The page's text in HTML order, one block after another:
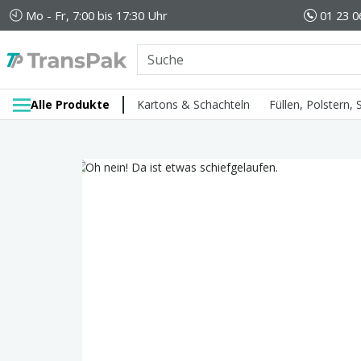
Mo - Fr, 7:00 bis 17:30 Uhr 01 23
Alle Produkte Kartons & Schachteln Füllen, Polstern,